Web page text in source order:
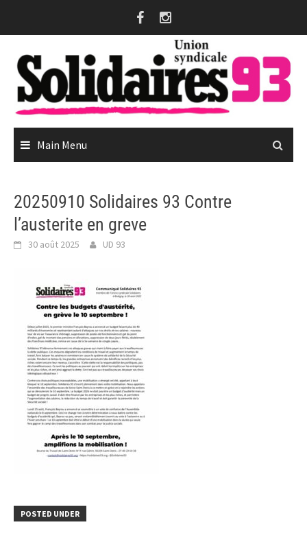
Main Menu
20250910 Solidaires 93 Contre
l’austerite en greve
30 août 2025 UD 93
POSTED UNDER